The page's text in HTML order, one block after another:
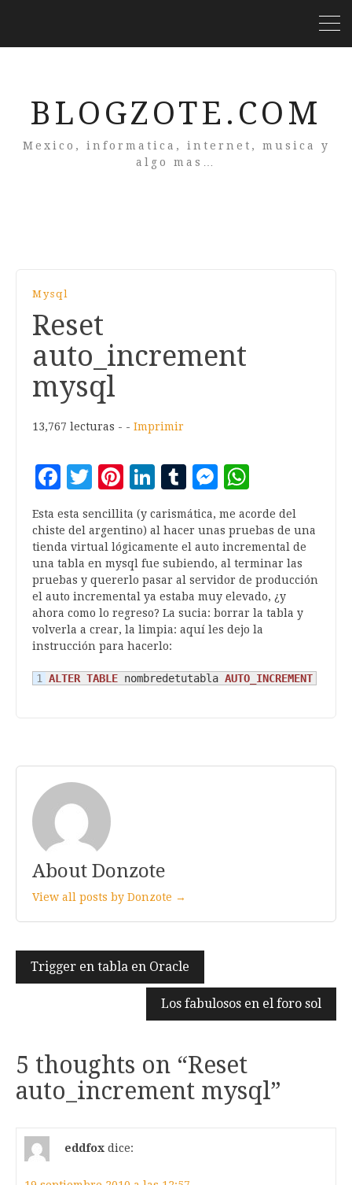
BLOGZOTE.COM
Mexico, informatica, internet, musica y
algo mas…
Mysql
Reset
auto_increment
mysql
13,767 lecturas - - Imprimir
Facebook
Twitter
Pinterest
LinkedIn
Tumblr
Messenger
Esta esta sencillita (y carismática, me acorde del
chiste del argentino) al hacer unas pruebas de una
tienda virtual lógicamente el auto incremental de
una tabla en mysql fue subiendo, al terminar las
pruebas y quererlo pasar al servidor de producción
el auto incremental ya estaba muy elevado, ¿y
ahora como lo regreso? La sucia: borrar la tabla y
volverla a crear, la limpia: aquí les dejo la
instrucción para hacerlo:
ALTER TABLE nombredetutabla AUTO_INCREMENT
About Donzote
View all posts by Donzote →
Navegación
de
Trigger en tabla en Oracle
Los fabulosos en el foro sol
5 thoughts on “Reset
auto_increment mysql”
eddfox dice: